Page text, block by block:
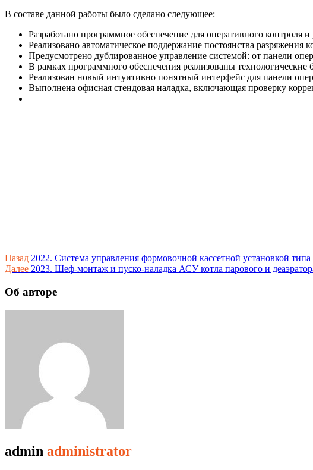
В составе данной работы было сделано следующее:
Разработано программное обеспечение для оперативного контроля
Реализовано автоматическое поддержание постоянства разряжения
Предусмотрено дублированное управление системой: от панели
В рамках программного обеспечения реализованы технологические
Реализован новый интуитивно понятный интерфейс для панели
Выполнена офисная стендовая наладка, включающая проверку
Навигация
по
записям
Назад 2022. Система управления формовочной кассетной установкой
Далее 2023. Шеф-монтаж и пуско-наладка АСУ котла парового и
Об авторе
admin administrator